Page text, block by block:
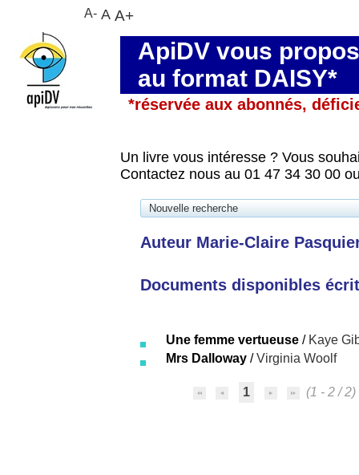
ApiDV vous
au format DAISY*
*réservée aux abonnés,
Un livre vous intéresse ? Vous
Contactez nous au 01 47 34 30 00
Nouvelle recherche
Auteur Marie-Claire
Documents disponibles
Une femme vertueuse / Kaye
Mrs Dalloway /Virginia Woolf
1 (1 - 2 / 2)
A- A A+